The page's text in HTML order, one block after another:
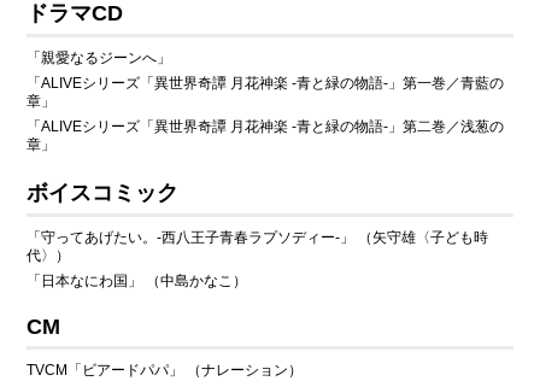
ドラマCD
「親愛なるジーンへ」
「ALIVEシリーズ「異世界奇譚 月花神楽 -青と緑の物語-」第一巻／青藍の
章」
「ALIVEシリーズ「異世界奇譚 月花神楽 -青と緑の物語-」第二巻／浅葱の
章」
ボイスコミック
「守ってあげたい。-西八王子青春ラプソディー-」 （矢守雄〈子ども時
代〉）
「日本なにわ国」 （中島かなこ）
CM
TVCM「ビアードパパ」 （ナレーション）